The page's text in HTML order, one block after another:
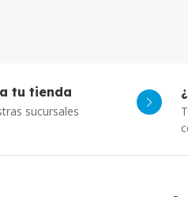
tu tienda
sucursales